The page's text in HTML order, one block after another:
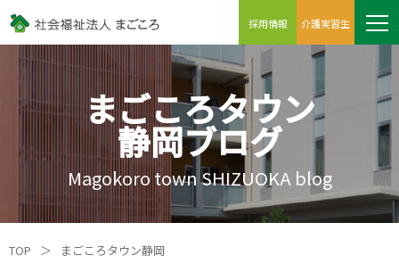
採用情報 介護実習生
まごころタウン
静岡ブログ
Magokoro town SHIZUOKA blog
TOP ＞
まごころタウン静岡